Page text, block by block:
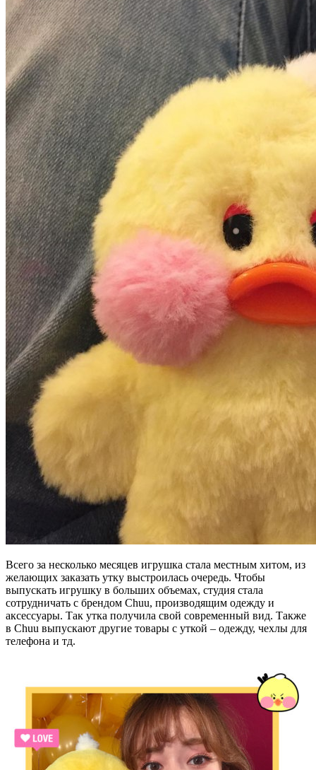
Всего за несколько месяцев игрушка стала местным хитом, из
желающих заказать утку выстроилась очередь. Чтобы
выпускать игрушку в больших объемах, студия стала
сотрудничать с брендом Chuu, производящим одежду и
аксессуары. Так утка получила свой современный вид. Также
в Chuu выпускают другие товары с уткой – одежду, чехлы для
телефона и тд.